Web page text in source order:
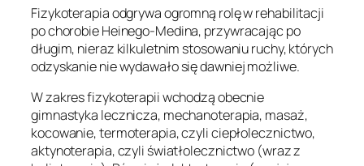
Fizykoterapia odgrywa ogromną rolę w rehabilitacji
po chorobie Heinego-Medina, przywracając po
długim, nieraz kilkuletnim stosowaniu ruchy, których
odzyskanie nie wydawało się dawniej możliwe.
W zakres fizykoterapii wchodzą obecnie
gimnastyka lecznicza, mechanoterapia, masaż,
kocowanie, termoterapia, czyli ciepłolecznictwo,
aktynoterapia, czyli światłolecznictwo (wraz z